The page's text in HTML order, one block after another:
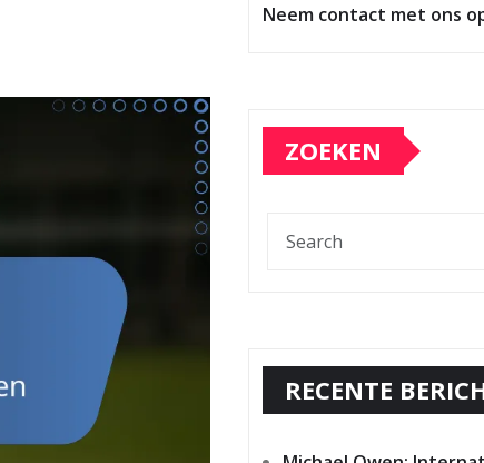
Neem contact met ons
ZOEKEN
RECENTE